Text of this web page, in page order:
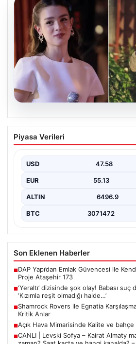
05.08.2026
‘Yeraltı’ dizisinde şok
duyurusunda bulundu:
Piyasa Verileri
USD 47.58
EUR 55.13
ALTIN 6496.9
BTC 3071472
Son Eklenen Haberler
■DAP Yapı’dan Emlak Güvencesi ile
Proje Ataşehir 173
■‘Yeraltı’ dizisinde şok olay! Babası
‘Kızımla reşit olmadığı halde…’
■Shamrock Rovers ile Egnatia
Kritik Anlar
■Açık Hava Mimarisinde Kalite ve
■CANLI | Levski Sofya – Kairat Almaty